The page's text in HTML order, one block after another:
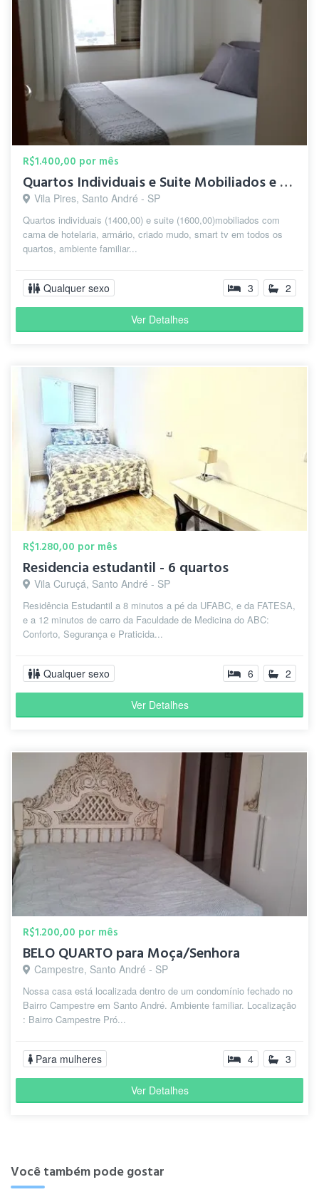
R$1.400,00 por mês
Quartos Individuais e Suite Mobiliados e Decorados
Vila Pires, Santo André - SP
Quartos individuais (1400,00) e suite (1600,00)mobiliados com
cama de hotelaria, armário, criado mudo, smart tv em todos os
quartos, ambiente familiar...
Qualquer sexo 3 2
Ver Detalhes
R$1.280,00 por mês
Residencia estudantil - 6 quartos
Vila Curuçá, Santo André - SP
Residência Estudantil a 8 minutos a pé da UFABC, e da FATESA,
e a 12 minutos de carro da Faculdade de Medicina do ABC:
Conforto, Segurança e Praticida...
Qualquer sexo 6 2
Ver Detalhes
R$1.200,00 por mês
BELO QUARTO para Moça/Senhora
Campestre, Santo André - SP
Nossa casa está localizada dentro de um condomínio fechado no
Bairro Campestre em Santo André. Ambiente familiar. Localização
: Bairro Campestre Pró...
Para mulheres 4 3
Ver Detalhes
Você também pode gostar